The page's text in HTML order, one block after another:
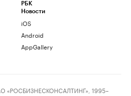
РБК
Новости
iOS
Android
AppGallery
«РОСБИЗНЕСКОНСАЛТИНГ», 1995–